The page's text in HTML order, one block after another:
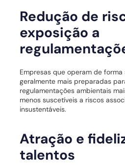
Redução de
exposição a
Empresas que operam de
geralmente mais preparadas
regulamentações ambientais
menos suscetíveis a riscos
insustentáveis.
Atração e
talentos